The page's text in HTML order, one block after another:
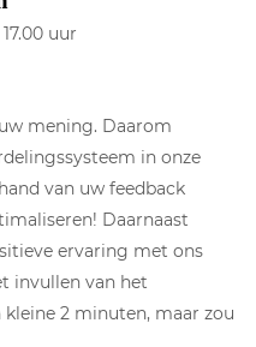
uur
mening. Daarom
in onze
van uw feedback
Daarnaast
ervaring met ons
invullen van het
2 minuten, maar zou